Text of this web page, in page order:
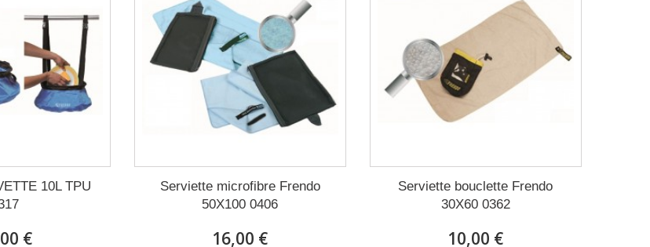
10L TPU
€
Serviette microfibre Frendo
50X100 0406
16,00 €
Serviette bouclette Frendo
30X60 0362
10,00 €